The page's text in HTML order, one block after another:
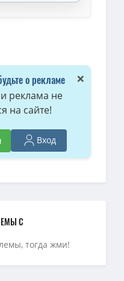
×
о рекламе
реклама не
на сайте!
Вход
С
тогда жми!